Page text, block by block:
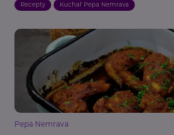
Recepty Kuchař Pepa Nemrava
Pepa Nemrava